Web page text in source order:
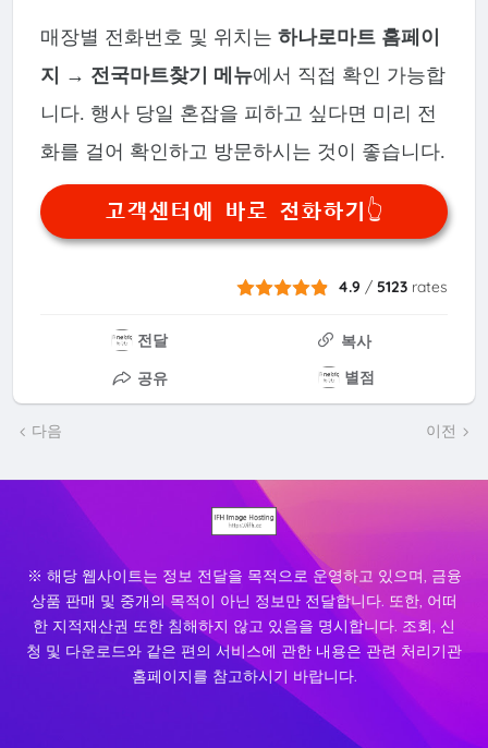
매장별 전화번호 및 위치는 하나로마트 홈페이
지 → 전국마트찾기 메뉴에서 직접 확인 가능합
니다. 행사 당일 혼잡을 피하고 싶다면 미리 전
화를 걸어 확인하고 방문하시는 것이 좋습니다.
고객센터에 바로 전화하기👆
4.9 /5123 rates
전달
복사
공유
별점
다음 이전
※ 해당 웹사이트는 정보 전달을 목적으로 운영하고 있으며, 금융
상품 판매 및 중개의 목적이 아닌 정보만 전달합니다. 또한, 어떠
한 지적재산권 또한 침해하지 않고 있음을 명시합니다. 조회, 신
청 및 다운로드와 같은 편의 서비스에 관한 내용은 관련 처리기관
홈페이지를 참고하시기 바랍니다.